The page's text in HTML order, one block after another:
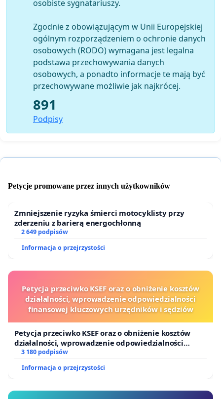
osobiste sygnatariuszy.
Zgodnie z obowiązującym w Unii Europejskiej
ogólnym rozporządzeniem o ochronie danych
osobowych (RODO) wymagana jest legalna
podstawa przechowywania danych
osobowych, a ponadto informacje te mają być
przechowywane możliwie jak najkrócej.
891
Podpisy
Petycje promowane przez innych użytkowników
Zmniejszenie ryzyka śmierci motocyklisty przy
zderzeniu z barierą energochłonną
2 649 podpisów
Informacja o przejrzystości
Petycja przeciwko KSEF oraz o obniżenie kosztów
działalności, wprowadzenie odpowiedzialności
finansowej kluczowych urzędników i sędziów
Petycja przeciwko KSEF oraz o obniżenie kosztów
działalności, wprowadzenie odpowiedzialności
finansowej kluczowych urzędników i sędziów
3 180 podpisów
Informacja o przejrzystości